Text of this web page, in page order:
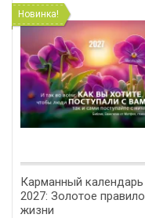
Новинка!
Карманный календарь
2027: Золотое правило
жизни